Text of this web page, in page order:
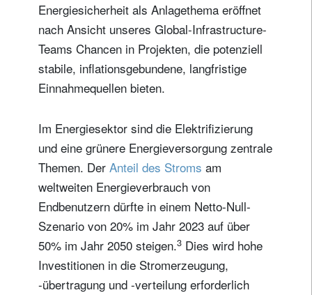
Energiesicherheit als Anlagethema eröffnet
nach Ansicht unseres Global-Infrastructure-
Teams Chancen in Projekten, die potenziell
stabile, inflationsgebundene, langfristige
Einnahmequellen bieten.
Im Energiesektor sind die Elektrifizierung
und eine grünere Energieversorgung zentrale
Themen. Der Anteil des Stroms am
weltweiten Energieverbrauch von
Endbenutzern dürfte in einem Netto-Null-
Szenario von 20% im Jahr 2023 auf über
50% im Jahr 2050 steigen.3 Dies wird hohe
Investitionen in die Stromerzeugung,
-übertragung und -verteilung erforderlich